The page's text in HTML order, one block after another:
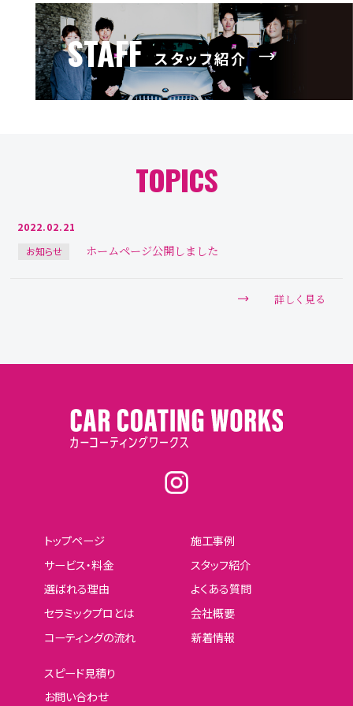
STAFF スタッフ紹介
TOPICS
2022.02.21
お知らせ
ホームページ公開しました
詳しく見る
トップページ
サービス・料金
選ばれる理由
セラミックプロとは
コーティングの流れ
施工事例
スタッフ紹介
よくある質問
会社概要
新着情報
スピード見積り
お問い合わせ